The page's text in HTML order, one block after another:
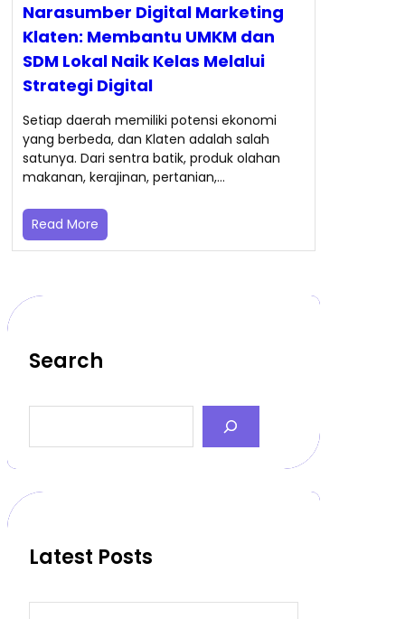
Narasumber Digital Marketing
Klaten: Membantu UMKM dan
SDM Lokal Naik Kelas Melalui
Strategi Digital
Setiap daerah memiliki potensi ekonomi
yang berbeda, dan Klaten adalah salah
satunya. Dari sentra batik, produk olahan
makanan, kerajinan, pertanian,…
Read More
Search
a
c
Latest Posts